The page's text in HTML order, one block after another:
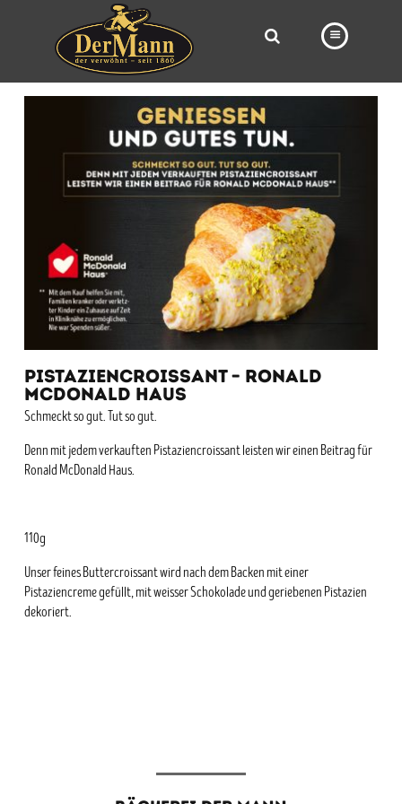
PRODUKTE
FILIALEN
BÄCKEREI
BROTWAY
VORBESTELLUNG
NEWS
KARRIERE
PISTAZIENCROISSANT – RONALD
MCDONALD HAUS
Schmeckt so gut. Tut so gut.
Denn mit jedem verkauften Pistaziencroissant leisten wir einen Beitrag für
Ronald McDonald Haus.
110g
Unser feines Buttercroissant wird nach dem Backen mit einer
Pistaziencreme gefüllt, mit weisser Schokolade und geriebenen Pistazien
dekoriert.